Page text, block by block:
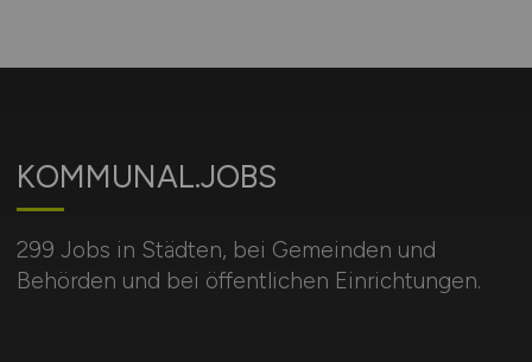
KOMMUNAL.JOBS
299 Jobs in Städten, bei Gemeinden und
Behörden und bei öffentlichen Einrichtungen.